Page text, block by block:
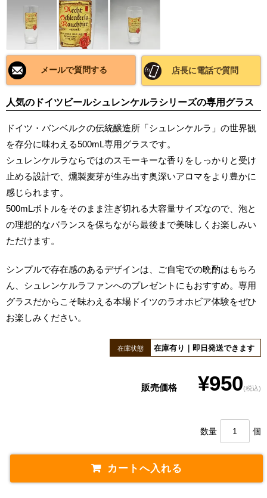
メールで質問する 店長に電話で質問
人気のドイツビールシュレンケルラシリーズの専用グラス
ドイツ・バンベルクの伝統醸造所「シュレンケルラ」の世界観
を存分に味わえる500mL専用グラスです。
シュレンケルラならではのスモーキーな香りをしっかりと受け
止める設計で、燻製麦芽が生み出す奥深いアロマをより豊かに
感じられます。
500mLボトルをそのまま注ぎ切れる大容量サイズなので、泡と
の理想的なバランスを保ちながら最後まで美味しくお楽しみい
ただけます。
シンプルで存在感のあるデザインは、ご自宅での晩酌はもちろ
ん、シュレンケルラファンへのプレゼントにもおすすめ。専用
グラスだからこそ味わえる本場ドイツのラオホビア体験をぜひ
お楽しみください。
在庫状態 在庫有り｜即日発送できます
販売価格¥950(税込)
数量 個